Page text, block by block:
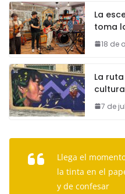
La
toma
18 de
La
7 de
Llega el
la tinta en el
y de confesar